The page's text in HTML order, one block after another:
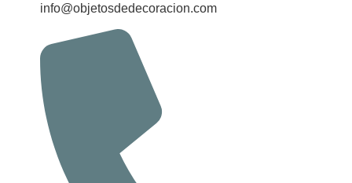
info@objetosdedecoracion.com